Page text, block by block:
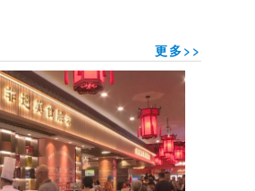
更多>>